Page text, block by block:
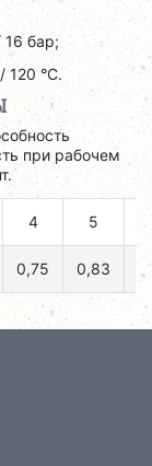
бар;
120 °C.
при рабочем
4 5
0,75 0,83